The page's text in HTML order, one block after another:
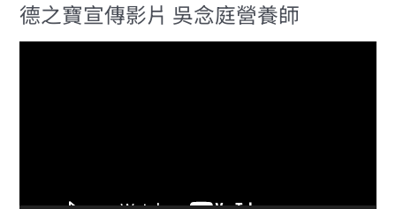
德之寶宣傳影片 吳念庭營養師